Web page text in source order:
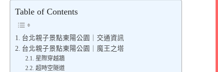
Table of Contents
台北親子景點東陽公園｜交通資訊
台北親子景點東陽公園｜魔王之塔
星際穿越牆
超時空隧道